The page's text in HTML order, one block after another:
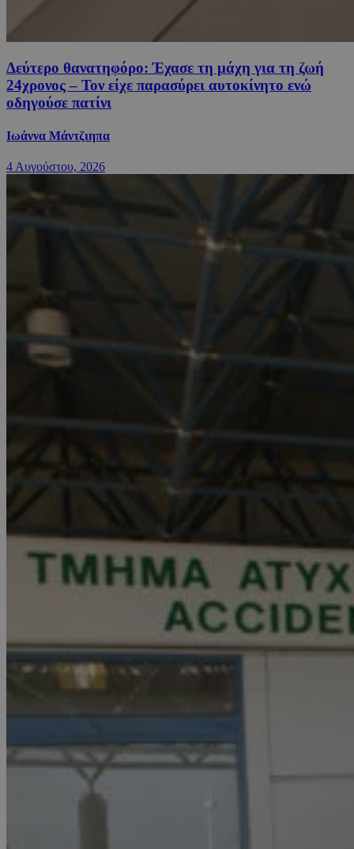
Δεύτερο θανατηφόρο: Έχασε τη μάχη για τη ζωή
24χρονος – Τον είχε παρασύρει αυτοκίνητο ενώ
οδηγούσε πατίνι
Ιωάννα Μάντζιηπα
4 Αυγούστου, 2026